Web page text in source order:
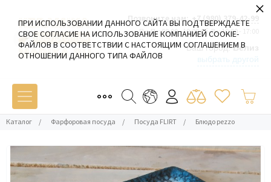
Позвоните нам: +7 (980) 379-42-99
Пн-Пт: 09:00 - 19:00 Сб-Вс: 10:00 - 17:00
Ваш город:Белиз
Каталог / Фарфоровая посуда / Посуда FLIRT / Блюдо pezzo
ПРИ ИСПОЛЬЗОВАНИИ ДАННОГО САЙТА ВЫ ПОДТВЕРЖДАЕТЕ
СВОЕ СОГЛАСИЕ НА ИСПОЛЬЗОВАНИЕ КОМПАНИЕЙ COOKIE-
ФАЙЛОВ В СООТВЕТСТВИИ С НАСТОЯЩИМ СОГЛАШЕНИЕМ В
ОТНОШЕНИИ ДАННОГО ТИПА ФАЙЛОВ
×